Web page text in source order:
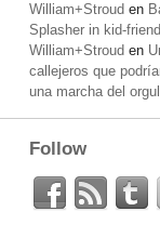
William+Stroud en
Splasher in kid-
William+Stroud en
callejeros que
una marcha del
Follow